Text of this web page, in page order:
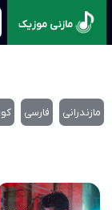
مازنی موزیک
مازندرانی فارسی